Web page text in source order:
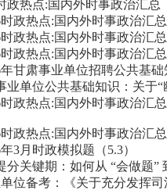
政热点:国内外时事政治汇总
时政热点:国内外时事政治汇
时政热点:国内外时事政治汇
时政热点:国内外时事政治汇
年甘肃事业单位招聘公共基
业单位公共基础知识：关于
时政热点:国内外时事政治汇
时政热点:国内外时事政治汇
3月时政模拟题（5.3）
分关键期：如何从 “会做题”
位备考：《关于充分发挥